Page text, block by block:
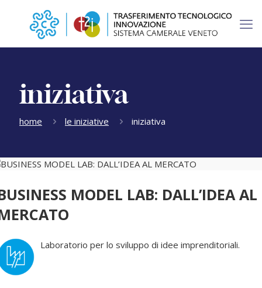
iniziativa
home le iniziative iniziativa
MODEL LAB: DALL’IDEA AL
Laboratorio per lo sviluppo di idee imprenditoriali.